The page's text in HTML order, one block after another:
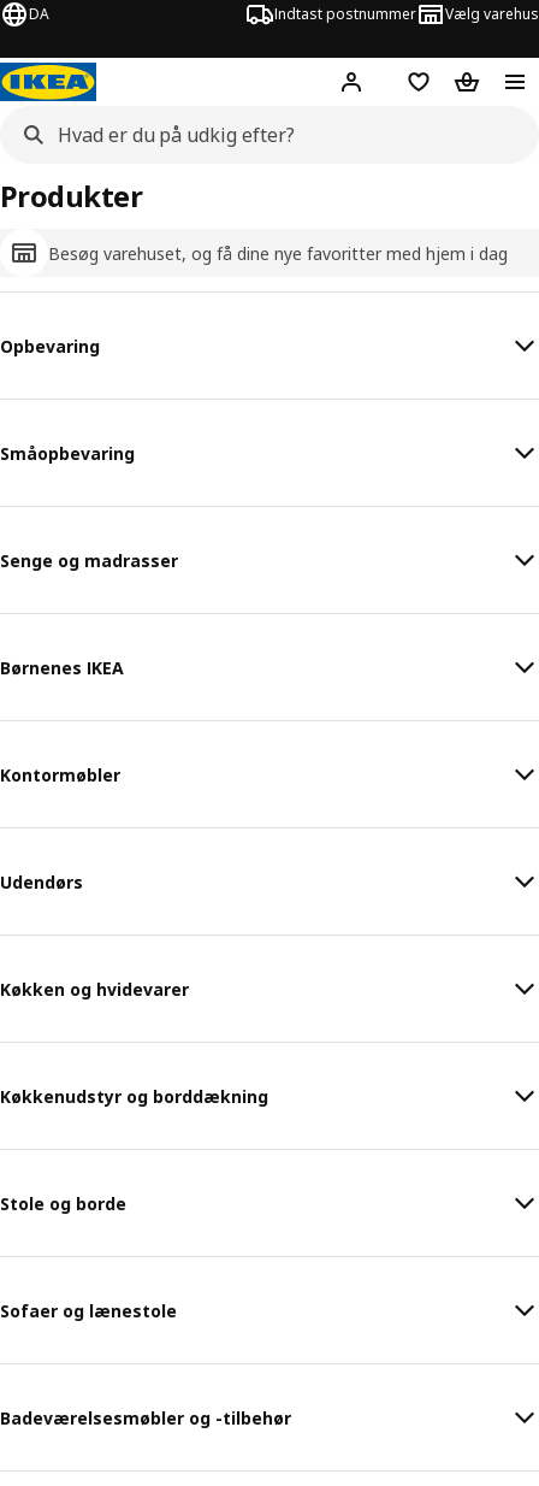
DA Indtast postnummer Vælg varehus
Hej! Log ind her
Huskeliste
Kurv
Besøg varehuset, og få dine nye favoritter med hjem i dag
Produkter
Opbevaring
Småopbevaring
Senge og madrasser
Børnenes IKEA
Kontormøbler
Udendørs
Køkken og hvidevarer
Køkkenudstyr og borddækning
Stole og borde
Sofaer og lænestole
Badeværelsesmøbler og -tilbehør